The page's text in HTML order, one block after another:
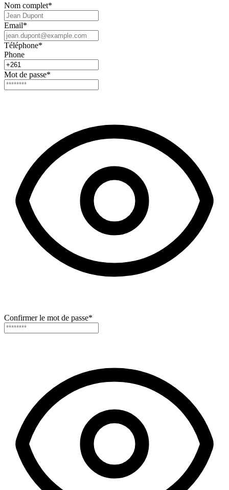
Nom complet*
Email*
Téléphone*
Phone
Mot de passe*
Confirmer le mot de passe*